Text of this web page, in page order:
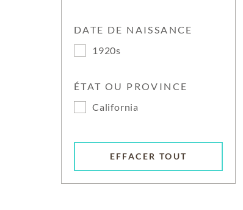
DATE DE NAISSANCE
1920s
ÉTAT OU PROVINCE
California
EFFACER TOUT